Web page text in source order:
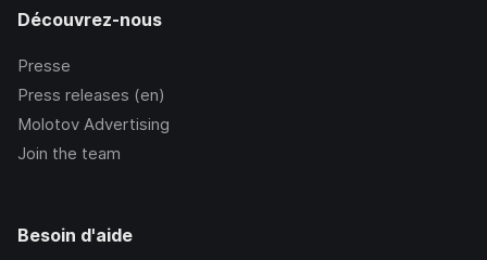
Découvrez-nous
Presse
Press releases (en)
Molotov Advertising
Join the team
Besoin d'aide